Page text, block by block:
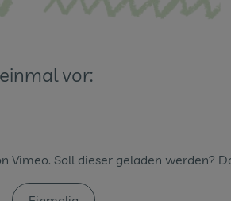
vor:
Vimeo. Soll dieser geladen werden?